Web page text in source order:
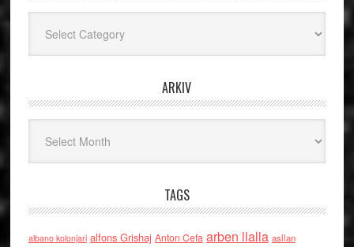
ARKIV
TAGS
albano kolonjari alfons Grishaj Anton Cefa arben llalla asllan